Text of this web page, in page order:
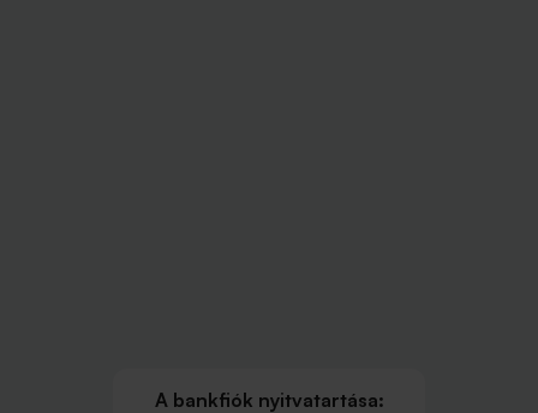
A bankfiók nyitvatartása: